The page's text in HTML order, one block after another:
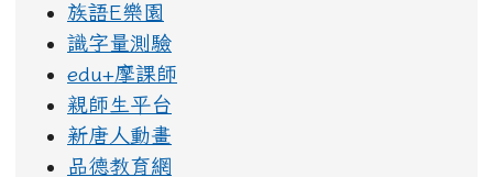
族語E樂園
識字量測驗
edu+摩課師
親師生平台
新唐人動畫
品德教育網